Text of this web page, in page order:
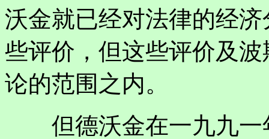
沃金就已经对法律的经
些评价，但这些评价及
论的范围之内。
但德沃金在一九九一